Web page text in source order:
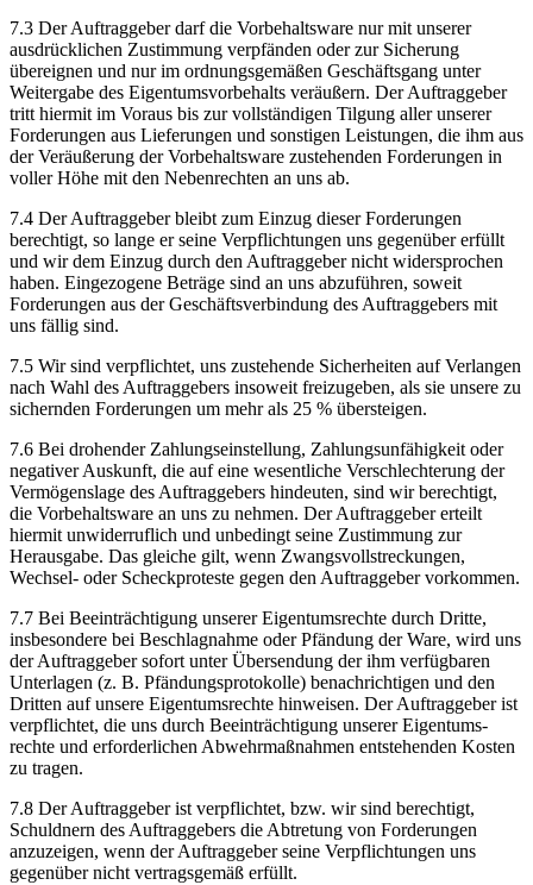
7.3 Der Auftraggeber darf die Vorbehalts­ware nur mit unserer
ausdrücklichen Zustimmung verpfänden oder zur Sicherung
übereignen und nur im ordnungs­gemäßen Geschäftsgang unter
Weitergabe des Eigentums­vorbehalts veräußern. Der Auftraggeber
tritt hiermit im Voraus bis zur voll­ständigen Tilgung aller unserer
Forderungen aus Lieferungen und sonstigen Leistungen, die ihm aus
der Veräußerung der Vor­behalts­ware zustehenden Forderungen in
voller Höhe mit den Neben­rechten an uns ab.
7.4 Der Auftraggeber bleibt zum Einzug dieser Forderungen
berechtigt, so lange er seine Verpflichtungen uns gegenüber erfüllt
und wir dem Einzug durch den Auftrag­geber nicht wider­sprochen
haben. Eingezogene Beträge sind an uns abzuführen, soweit
Forderungen aus der Geschäfts­verbindung des Auftrag­gebers mit
uns fällig sind.
7.5 Wir sind verpflichtet, uns zustehende Sicherheiten auf Verlangen
nach Wahl des Auftrag­gebers insoweit freizugeben, als sie unsere zu
sichernden Forderungen um mehr als 25 % übersteigen.
7.6 Bei drohender Zahlungs­einstellung, Zahlungs­unfähigkeit oder
negativer Auskunft, die auf eine wesentliche Verschlechterung der
Vermögens­lage des Auftrag­gebers hindeuten, sind wir berechtigt,
die Vorbehalts­ware an uns zu nehmen. Der Auftrag­geber erteilt
hiermit unwiderruflich und unbedingt seine Zustimmung zur
Heraus­gabe. Das gleiche gilt, wenn Zwangs­voll­streckungen,
Wechsel- oder Scheck­proteste gegen den Auftraggeber vorkommen.
7.7 Bei Beein­trächtigung unserer Eigentums­rechte durch Dritte,
insbesondere bei Beschlag­nahme oder Pfändung der Ware, wird uns
der Auftrag­geber sofort unter Übersendung der ihm verfügbaren
Unterlagen (z. B. Pfändungs­protokolle) benachrichtigen und den
Dritten auf unsere Eigentums­rechte hinweisen. Der Auftraggeber ist
verpflichtet, die uns durch Beein­trächtigung unserer Eigentums­
rechte und erforderlichen Abwehr­maßnahmen entstehenden Kosten
zu tragen.
7.8 Der Auftraggeber ist verpflichtet, bzw. wir sind berechtigt,
Schuldnern des Auftrag­gebers die Abtretung von Forderungen
anzuzeigen, wenn der Auftrag­geber seine Verpflichtungen uns
gegenüber nicht vertragsgemäß erfüllt.